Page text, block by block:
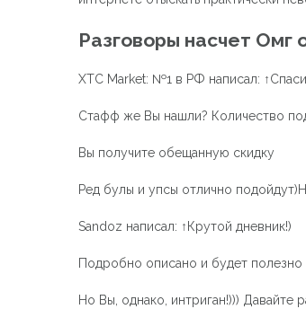
Разговоры насчет Омг
XTC Market: №1 в РФ написал:
Стафф же Вы нашли? Количество
Вы получите обещанную скидку
Ред булы и упсы отлично
Sandoz написал: ↑Крутой дневник!)
Подробно описано и будет полезно
Но Вы, однако, интриган!))) Давайте